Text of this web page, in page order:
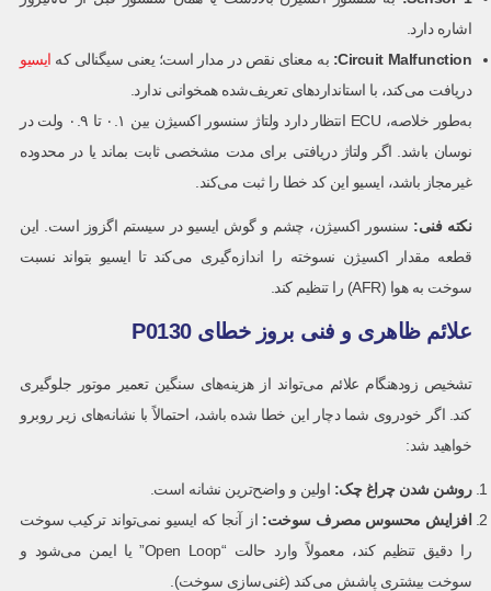
اشاره دارد.
Circuit Malfunction
: به معنای نقص در مدار است؛ یعنی سیگنالی که ایسیو
دریافت می‌کند، با استانداردهای تعریف‌شده همخوانی ندارد.
به‌طور خلاصه، ECU انتظار دارد ولتاژ سنسور اکسیژن بین ۰.۱ تا ۰.۹ ولت در
نوسان باشد. اگر ولتاژ دریافتی برای مدت مشخصی ثابت بماند یا در محدوده
غیرمجاز باشد، ایسیو این کد خطا را ثبت می‌کند.
نکته فنی: سنسور اکسیژن، چشم و گوش ایسیو در سیستم اگزوز است. این
قطعه مقدار اکسیژن نسوخته را اندازه‌گیری می‌کند تا ایسیو بتواند نسبت
سوخت به هوا (AFR) را تنظیم کند.
علائم ظاهری و فنی بروز خطای P0130
تشخیص زودهنگام علائم می‌تواند از هزینه‌های سنگین تعمیر موتور جلوگیری
کند. اگر خودروی شما دچار این خطا شده باشد، احتمالاً با نشانه‌های زیر روبرو
خواهید شد:
روشن شدن چراغ چک: اولین و واضح‌ترین نشانه است.
افزایش محسوس مصرف سوخت: از آنجا که ایسیو نمی‌تواند ترکیب سوخت
را دقیق تنظیم کند، معمولاً وارد حالت “Open Loop” یا ایمن می‌شود و
سوخت بیشتری پاشش می‌کند (غنی‌سازی سوخت).